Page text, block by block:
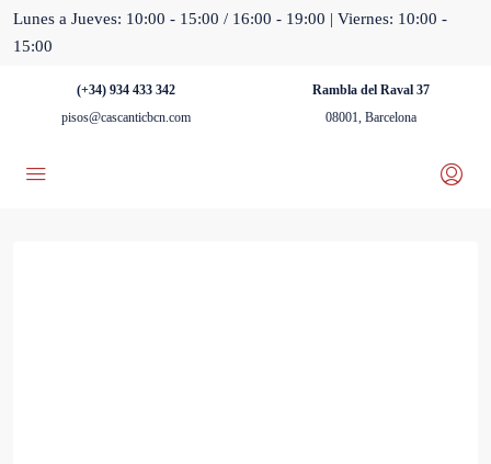
Lunes a Jueves: 10:00 - 15:00 / 16:00 - 19:00 | Viernes: 10:00 -
15:00
(+34) 934 433 342
pisos@cascanticbcn.com
Rambla del Raval 37
08001, Barcelona